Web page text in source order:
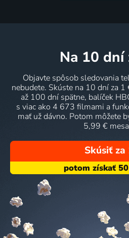
na 10 dní
Objavte spôsob sledovania
nebudete. Skúste na 10 dní za
až 100 dní spätne, balíček
s viac ako 4 673 filmami a
mať už dávno. Potom môžete
5,99 €
Skúsiť za